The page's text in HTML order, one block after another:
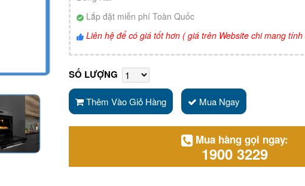
Lắp đặt miễn phí Toàn Quốc
Liên hệ để có giá tốt hơn ( giá trên Website chi mang
SỐ LƯỢNG
Thêm Vào Giỏ Hàng Mua Ngay
Mua hàng gọi ngay:
1900 3229